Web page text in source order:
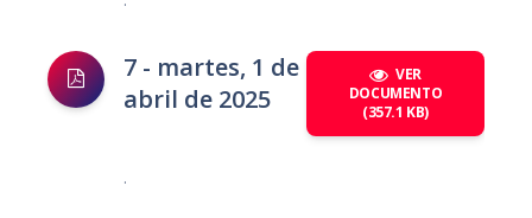
7 - martes, 1 de
abril de 2025
VER
DOCUMENTO
(357.1 KB)
.